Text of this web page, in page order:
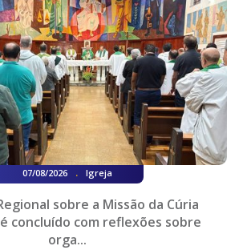
07/08/2026 . Igreja
sobre a Missão da Cúria
concluído com reflexões sobre
orga...